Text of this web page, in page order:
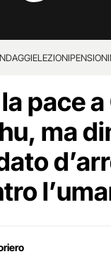
ELEZIONIPENSIONI
pace
ma